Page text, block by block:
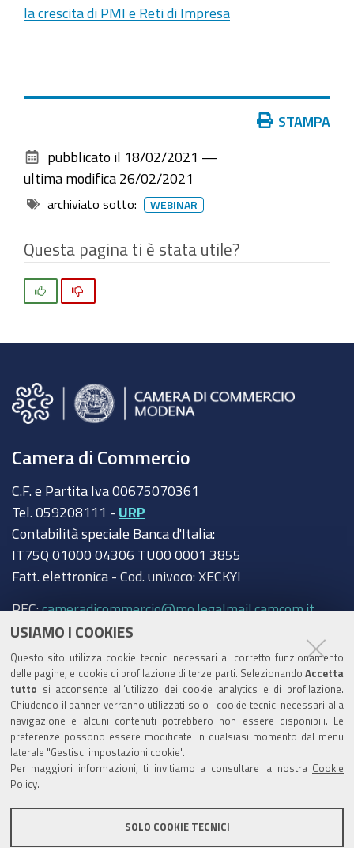
USIAMO I COOKIES
Questo sito utilizza cookie tecnici necessari al corretto funzionamento
delle pagine, e cookie di profilazione di terze parti. Selezionando Accetta
tutto si acconsente all’utilizzo dei cookie analytics e di profilazione.
Chiudendo il banner verranno utilizzati solo i cookie tecnici necessari alla
navigazione e alcuni contenuti potrebbero non essere disponibili. Le
preferenze possono essere modificate in qualsiasi momento dal menu
laterale "Gestisci impostazioni cookie".
Per maggiori informazioni, ti invitiamo a consultare la nostra Cookie
Policy
SOLO COOKIE TECNICI
ela crescita di PMI e Reti di Impresa
documento
STAMPA
pubblicato il 18/02/2021 —
ultima modifica 26/02/2021
archiviato sotto: WEBINAR
Questa pagina ti è stata utile?
Camera di Commercio
C.F. e Partita Iva 00675070361
Tel. 059208111 - URP
Contabilità speciale Banca d'Italia:
IT75Q 01000 04306 TU00 0001 3855
Fatt. elettronica - Cod. univoco: XECKYI
PEC:cameradicommercio@mo.legalmail.camcom.it
Trasparenza
Amministrazione trasparente
Albo Camerale
Pubblicità Legale
Area riservata Amministratori